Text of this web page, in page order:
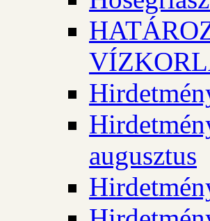
augusztus